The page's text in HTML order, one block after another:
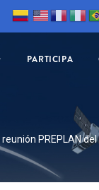
PARTICIPA
PREPLAN del